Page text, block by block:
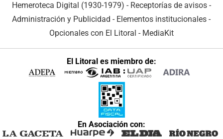
Hemeroteca Digital (1930-1979) - Receptorías de avisos -
Administración y Publicidad - Elementos institucionales -
Opcionales con El Litoral - MediaKit
El Litoral es miembro de:
En Asociación con: